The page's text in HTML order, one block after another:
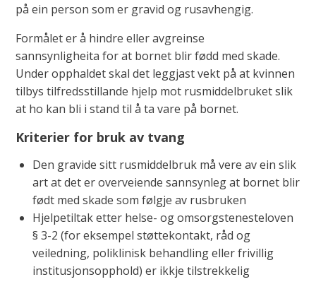
på ein person som er gravid og rusavhengig.
Formålet er å hindre eller avgreinse
sannsynligheita for at bornet blir fødd med skade.
Under opphaldet skal det leggjast vekt på at kvinnen
tilbys tilfredsstillande hjelp mot rusmiddelbruket slik
at ho kan bli i stand til å ta vare på bornet.
Kriterier for bruk av tvang
Den gravide sitt rusmiddelbruk må vere av ein slik
art at det er overveiende sannsynleg at bornet blir
født med skade som følgje av rusbruken
Hjelpetiltak etter helse- og omsorgstenesteloven
§ 3-2 (for eksempel støttekontakt, råd og
veiledning, poliklinisk behandling eller frivillig
institusjonsopphold) er ikkje tilstrekkelig